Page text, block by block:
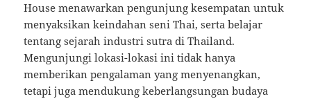
House menawarkan pengunjung kesempatan untuk
menyaksikan keindahan seni Thai, serta belajar
tentang sejarah industri sutra di Thailand.
Mengunjungi lokasi-lokasi ini tidak hanya
memberikan pengalaman yang menyenangkan,
tetapi juga mendukung keberlangsungan budaya